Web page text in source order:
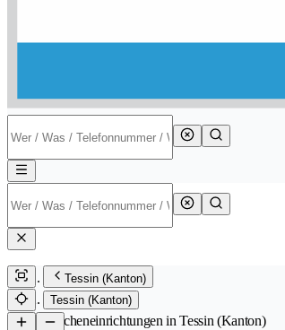
Tessin (Kanton)
Tessin (Kanton)
/Kücheneinrichtungen in Tessin (Kanton)